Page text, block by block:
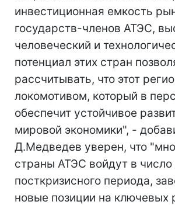
инвестиционная емкость
государств-членов АТЭС,
человеческий и
потенциал этих стран
рассчитывать, что этот
локомотивом, который в
обеспечит устойчивое
мировой экономики", -
Д.Медведев уверен, что
страны АТЭС войдут в число
посткризисного периода,
новые позиции на ключевых